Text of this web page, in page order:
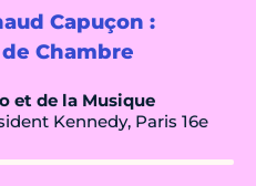
Capuçon :
Chambre
et de la Musique
Kennedy, Paris 16e